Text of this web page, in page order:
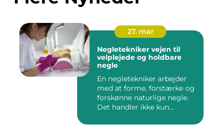
27. mar
Negletekniker vejen til
velplejede og holdbare
negle
En negletekniker arbejder
med at forme, forstærke og
forskønne naturlige negle.
Det handler ikke kun...